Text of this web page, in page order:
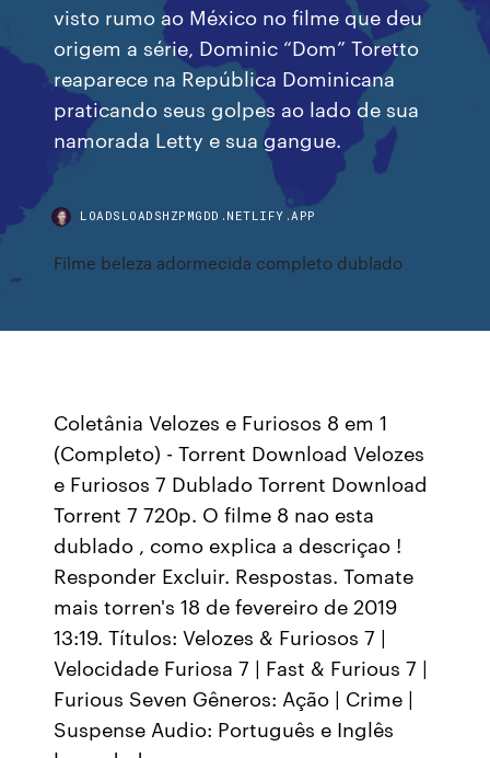
visto rumo ao México no filme que deu
origem a série, Dominic “Dom” Toretto
reaparece na República Dominicana
praticando seus golpes ao lado de sua
namorada Letty e sua gangue.
LOADSLOADSHZPMGDD.NETLIFY.APP
Filme beleza adormecida completo dublado
Coletânia Velozes e Furiosos 8 em 1
(Completo) - Torrent Download Velozes
e Furiosos 7 Dublado Torrent Download
Torrent 7 720p. O filme 8 nao esta
dublado , como explica a descriçao !
Responder Excluir. Respostas. Tomate
mais torren's 18 de fevereiro de 2019
13:19. Títulos: Velozes & Furiosos 7 |
Velocidade Furiosa 7 | Fast & Furious 7 |
Furious Seven Gêneros: Ação | Crime |
Suspense Audio: Português e Inglês